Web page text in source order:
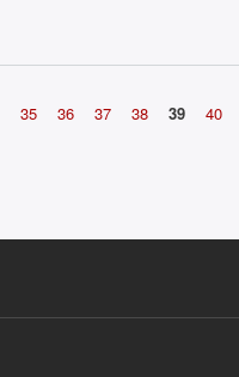
35 36 37 38 39 40